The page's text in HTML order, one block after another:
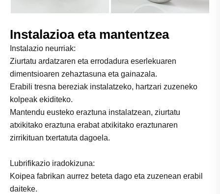
Instalazioa eta mantentzea
Instalazio neurriak:
Ziurtatu ardatzaren eta errodadura eserlekuaren
dimentsioaren zehaztasuna eta gainazala.
Erabili tresna bereziak instalatzeko, hartzari zuzeneko
kolpeak ekiditeko.
Mantendu eusteko eraztuna instalatzean, ziurtatu
atxikitako eraztuna erabat atxikitako eraztunaren
zirrikituan txertatuta dagoela.
Lubrifikazio iradokizuna:
Koipea fabrikan aurrez beteta dago eta zuzenean erabil
daiteke.